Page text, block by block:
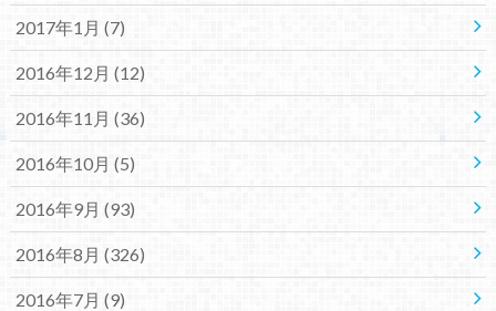
2017年1月 (7)
2016年12月 (12)
2016年11月 (36)
2016年10月 (5)
2016年9月 (93)
2016年8月 (326)
2016年7月 (9)